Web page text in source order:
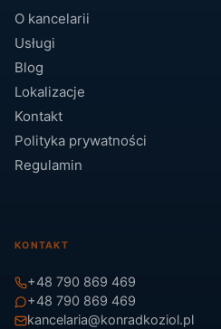
O kancelarii
Usługi
Blog
Lokalizacje
Kontakt
Polityka prywatności
Regulamin
KONTAKT
+48 790 869 469
+48 790 869 469
kancelaria@konradkoziol.pl